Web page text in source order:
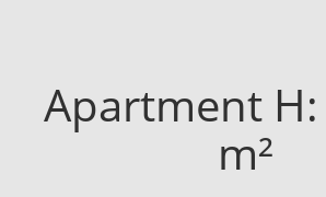
Apartment H:
m²